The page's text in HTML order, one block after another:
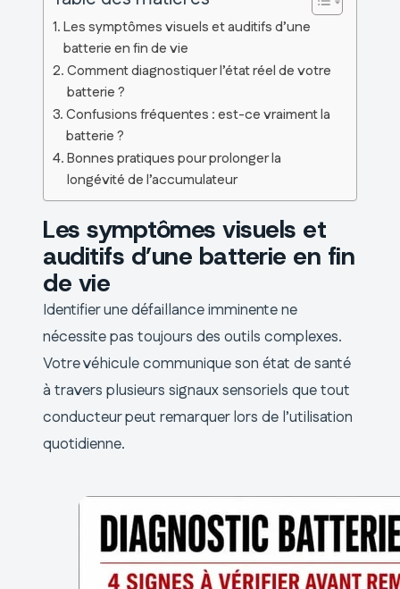
Les symptômes visuels et auditifs d’une
batterie en fin de vie
Comment diagnostiquer l’état réel de votre
batterie ?
Confusions fréquentes : est-ce vraiment la
batterie ?
Bonnes pratiques pour prolonger la
longévité de l’accumulateur
Les symptômes visuels et
auditifs d’une batterie en fin
de vie
Identifier une défaillance imminente ne
nécessite pas toujours des outils complexes.
Votre véhicule communique son état de santé
à travers plusieurs signaux sensoriels que tout
conducteur peut remarquer lors de l’utilisation
quotidienne.